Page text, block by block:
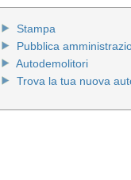
Stampa
Pubblica
Autodemolitori
Trova la tua nuova